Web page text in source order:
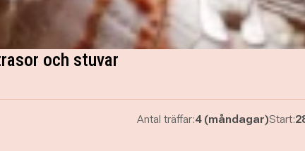
och stuvar
Antal träffar:4 (måndagar)Start: